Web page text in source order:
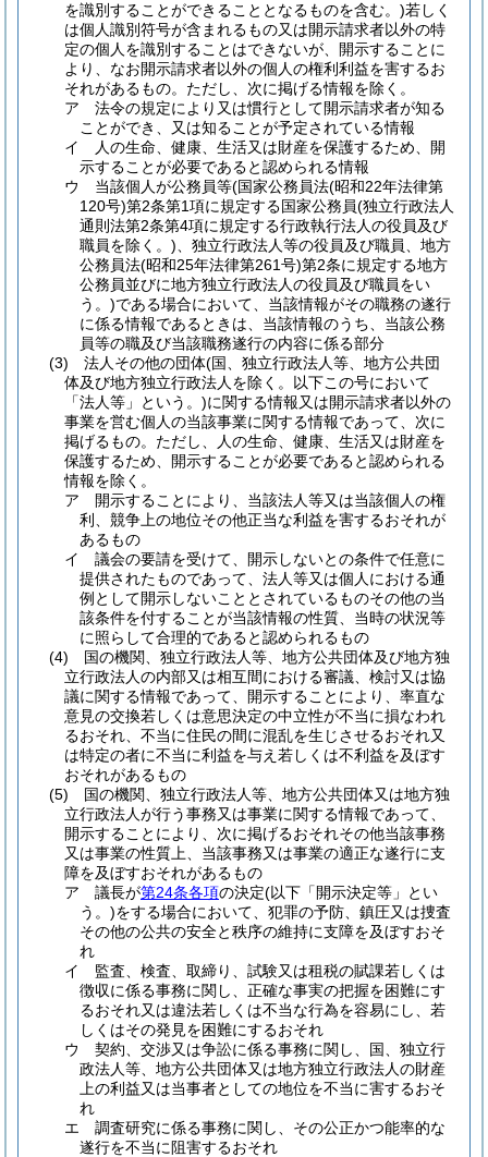
を識別することができることとなるものを含む。)若しく
は個人識別符号が含まれるもの又は開示請求者以外の特
定の個人を識別することはできないが、開示することに
より、なお開示請求者以外の個人の権利利益を害するお
それがあるもの。 ただし、次に掲げる情報を除く。
ア
法令の規定により又は慣行として開示請求者が知る
ことができ、又は知ることが予定されている情報
イ
人の生命、健康、生活又は財産を保護するため、開
示することが必要であると認められる情報
ウ
当該個人が公務員等(国家公務員法(昭和22年法律第
120号)第2条第1項に規定する国家公務員(独立行政法人
通則法第2条第4項に規定する行政執行法人の役員及び
職員を除く。) 、独立行政法人等の役員及び職員、地方
公務員法(昭和25年法律第261号)第2条に規定する地方
公務員並びに地方独立行政法人の役員及び職員をい
う。)である場合において、当該情報がその職務の遂行
に係る情報であるときは、当該情報のうち、当該公務
員等の職及び当該職務遂行の内容に係る部分
(3)
法人その他の団体(国、独立行政法人等、地方公共団
体及び地方独立行政法人を除く。以下この号において
「法人等」という。)に関する情報又は開示請求者以外の
事業を営む個人の当該事業に関する情報であって、次に
掲げるもの。 ただし、人の生命、健康、生活又は財産を
保護するため、開示することが必要であると認められる
情報を除く。
ア
開示することにより、当該法人等又は当該個人の権
利、競争上の地位その他正当な利益を害するおそれが
あるもの
イ
議会の要請を受けて、開示しないとの条件で任意に
提供されたものであって、法人等又は個人における通
例として開示しないこととされているものその他の当
該条件を付することが当該情報の性質、当時の状況等
に照らして合理的であると認められるもの
(4)
国の機関、独立行政法人等、地方公共団体及び地方独
立行政法人の内部又は相互間における審議、検討又は協
議に関する情報であって、開示することにより、率直な
意見の交換若しくは意思決定の中立性が不当に損なわれ
るおそれ、不当に住民の間に混乱を生じさせるおそれ又
は特定の者に不当に利益を与え若しくは不利益を及ぼす
おそれがあるもの
(5)
国の機関、独立行政法人等、地方公共団体又は地方独
立行政法人が行う事務又は事業に関する情報であって、
開示することにより、次に掲げるおそれその他当該事務
又は事業の性質上、当該事務又は事業の適正な遂行に支
障を及ぼすおそれがあるもの
ア
議長が第24条各項の決定(以下「開示決定等」とい
う。)をする場合において、犯罪の予防、鎮圧又は捜査
その他の公共の安全と秩序の維持に支障を及ぼすおそ
れ
イ
監査、検査、取締り、試験又は租税の賦課若しくは
徴収に係る事務に関し、正確な事実の把握を困難にす
るおそれ又は違法若しくは不当な行為を容易にし、若
しくはその発見を困難にするおそれ
ウ
契約、交渉又は争訟に係る事務に関し、国、独立行
政法人等、地方公共団体又は地方独立行政法人の財産
上の利益又は当事者としての地位を不当に害するおそ
れ
エ
調査研究に係る事務に関し、その公正かつ能率的な
遂行を不当に阻害するおそれ